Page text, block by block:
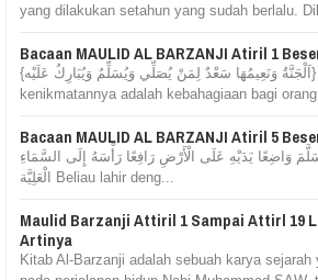
yang dilakukan setahun yang sudah berlalu.
Bacaan MAULID AL BARZANJI Atiril 1
{اَلْجَنَّةُ وَنَعِيمُهَا سَعْدٌ لِمَنْ يُصَلِّي وَيُسَلِّمُ وَيُبَارِكُ عَلَيْه} {Surga dan
kenikmatannya adalah kebahagiaan bagi
Bacaan MAULID AL BARZANJI Atiril 5
وَاضِعًا يَدَيْهِ عَلَى الْأَرْضِ رَافِعًا رَأْسَهُ إِلَى السَّمَاءِ
الْعَلِيَّة Beliau lahir deng...
Maulid Barzanji Attiril 1 Sampai Attirl 19
Artinya
Kitab Al-Barzanji adalah sebuah karya